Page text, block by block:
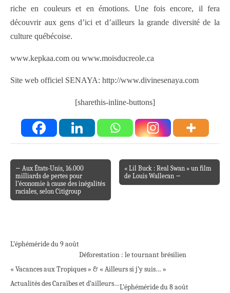
riche en couleurs et en émotions. Une fois encore, il fera
découvrir aux gens d’ici et d’ailleurs la grande diversité de la
culture québécoise.
www.kepkaa.com ou www.moisducreole.ca
Site web officiel SENAYA: http://www.divinesenaya.com
[sharethis-inline-buttons]
Post navigation
← Aux États-Unis, 16.000
milliards de pertes pour
l’économie à cause des inégalités
raciales, selon Citigroup
« Lil Buck : Real Swan » un film
de Louis Wallecan →
L’éphéméride du 9 août
Déforestation : le tournant brésilien
« Vacances aux Tropiques » & « Ailleurs si j’y suis… »
Actualités des Caraïbes et d’ailleurs…L’éphéméride du 8 août